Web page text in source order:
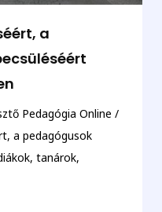
a
Pedagógia Online /
a pedagógusok
tanárok,